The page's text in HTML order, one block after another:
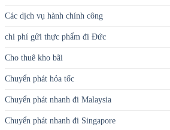
Các dịch vụ hành chính công
chi phí gửi thực phẩm đi Đức
Cho thuê kho bãi
Chuyển phát hỏa tốc
Chuyển phát nhanh đi Malaysia
Chuyển phát nhanh đi Singapore